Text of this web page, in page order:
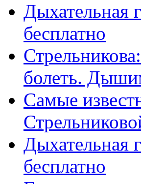
Дыхательная
бесплатно
болеть.
Самые
Дыхательная
бесплатно